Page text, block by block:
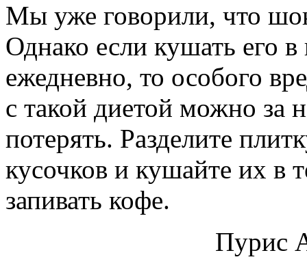
Мы уже говорили, что
Однако если кушать его
ежедневно, то особого
с такой диетой можно за
потерять. Разделите
кусочков и кушайте их в
запивать кофе.
Пурис